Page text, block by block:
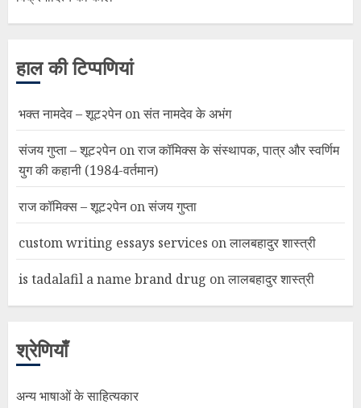
हाल की टिप्पणियां
भक्त नामदेव – शूट२पेनonसंत नामदेव के अभंग
संजय गुप्ता – शूट२पेनonराज कॉमिक्स के संस्थापक, पात्र और स्वर्णिम
युग की कहानी (1984-वर्तमान)
राज कॉमिक्स – शूट२पेनonसंजय गुप्ता
custom writing essays services onलालबहादुर शास्त्री
is tadalafil a name brand drug onलालबहादुर शास्त्री
श्रेणियाँ
अन्य भाषाओं के साहित्यकार